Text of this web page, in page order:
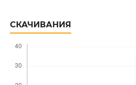
СКАЧИВАНИЯ